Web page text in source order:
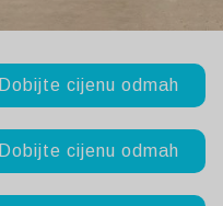
Dobijte cijenu odmah
Dobijte cijenu odmah